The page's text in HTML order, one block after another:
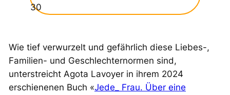
30
Wie tief verwurzelt und gefährlich diese Liebes-,
Familien- und Geschlechternormen sind,
unterstreicht Agota Lavoyer in ihrem 2024
erschienenen Buch «Jede_ Frau. Über eine